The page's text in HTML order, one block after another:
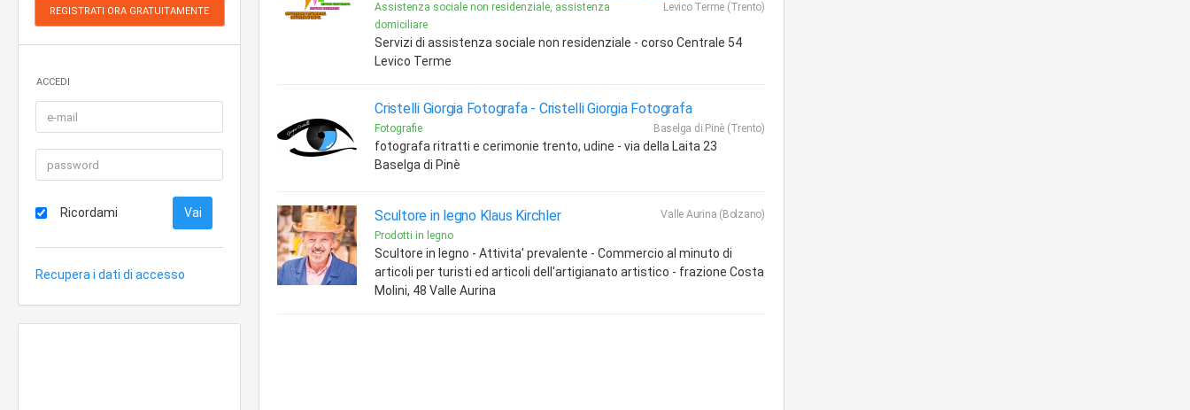
ACCEDI
Ricordami
Recupera i dati di accesso
Levico Terme (Trento)
Assistenza sociale non residenziale, assistenza
domiciliare
Servizi di assistenza sociale non residenziale - corso Centrale 54
Levico Terme
Cristelli Giorgia Fotografa - Cristelli Giorgia Fotografa
Baselga di Pinè (Trento)
Fotografie
fotografa ritratti e cerimonie trento, udine - via della Laita 23
Baselga di Pinè
Scultore in legno Klaus Kirchler
Valle Aurina (Bolzano)
Prodotti in legno
Scultore in legno - Attivita' prevalente - Commercio al minuto di
articoli per turisti ed articoli dell'artigianato artistico - frazione Costa
Molini, 48 Valle Aurina